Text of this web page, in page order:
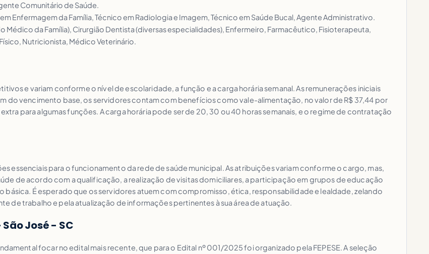
Comunitário de Saúde.
Enfermagem da Família, Técnico em Radiologia e Imagem, Técnico em Saúde Bucal, Agente Administrativo.
Médico da Família), Cirurgião Dentista (diversas especialidades), Enfermeiro, Farmacêutico, Fisioterapeuta,
Nutricionista, Médico Veterinário.
e variam conforme o nível de escolaridade, a função e a carga horária semanal. As remunerações iniciais
do vencimento base, os servidores contam com benefícios como vale-alimentação, no valor de R$ 37,44 por
para algumas funções. A carga horária pode ser de 20, 30 ou 40 horas semanais, e o regime de contratação
essenciais para o funcionamento da rede de saúde municipal. As atribuições variam conforme o cargo, mas,
de acordo com a qualificação, a realização de visitas domiciliares, a participação em grupos de educação
básica. É esperado que os servidores atuem com compromisso, ética, responsabilidade e lealdade, zelando
de trabalho e pela atualização de informações pertinentes à sua área de atuação.
José - SC
focar no edital mais recente, que para o Edital nº 001/2025 foi organizado pela FEPESE. A seleção